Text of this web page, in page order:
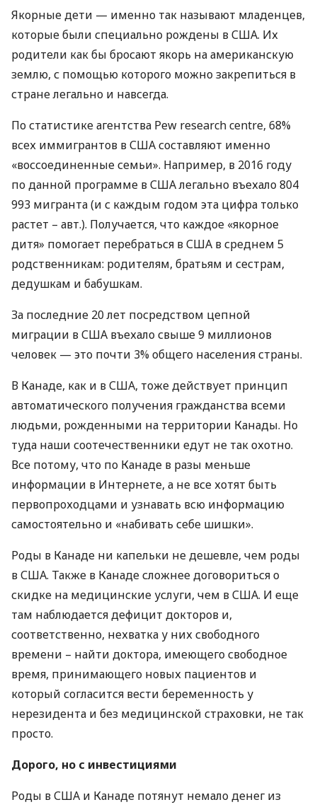
Якорные дети — именно так называют младенцев,
которые были специально рождены вСША. Их
родители как бы бросают якорь на американскую
землю, с помощью которого можно закрепиться в
стране легально и навсегда.
По статистике агентства Pew research centre, 68%
всех иммигрантов вСШАсоставляют именно
«воссоединенные семьи». Например, в 2016 году
по данной программе вСШАлегально въехало 804
993 мигранта (и с каждым годом эта цифра только
растет – авт.). Получается, что каждое «якорное
дитя» помогает перебраться вСША в среднем 5
родственникам: родителям, братьям и сестрам,
дедушкам и бабушкам.
За последние 20 лет посредством цепной
миграции вСША въехало свыше 9 миллионов
человек — это почти 3% общего населения страны.
В Канаде, как и вСША, тоже действует принцип
автоматического получения гражданства всеми
людьми, рожденными на территории Канады. Но
туда наши соотечественники едут не так охотно.
Все потому, что по Канаде в разы меньше
информации в Интернете, а не все хотят быть
первопроходцами и узнавать всю информацию
самостоятельно и «набивать себе шишки».
Роды в Канаде ни капельки не дешевле, чем роды
вСША. Также в Канаде сложнее договориться о
скидке на медицинские услуги, чем вСША. И еще
там наблюдается дефицит докторов и,
соответственно, нехватка у них свободного
времени – найти доктора, имеющего свободное
время, принимающего новых пациентов и
который согласится вести беременность у
нерезидента и без медицинской страховки, не так
просто.
Дорого, но с инвестициями
Роды вСША и Канаде потянут немало денег из